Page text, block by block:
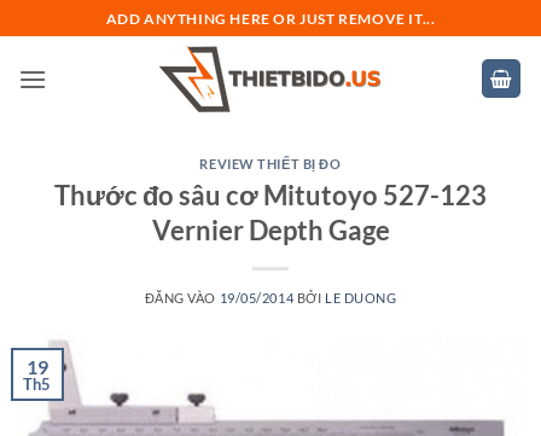
qua
nội
ADD ANYTHING HERE OR JUST REMOVE IT...
REVIEW THIẾT BỊ ĐO
Thước đo sâu cơ Mitutoyo 527-123
Vernier Depth Gage
ĐĂNG VÀO 19/05/2014 BỞI LE DUONG
19
Th5